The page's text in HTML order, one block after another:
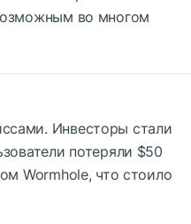
во многом
Инвесторы стали
потеряли $50
Wormhole, что стоило